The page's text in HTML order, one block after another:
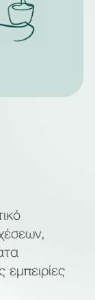
εμπειρίες